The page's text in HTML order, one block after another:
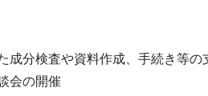
支
成分検査や資料作成、手続き等の
会の開催